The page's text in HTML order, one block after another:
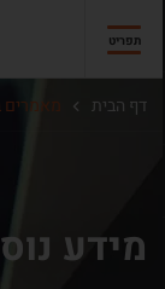
תפריט
דף הבית מאמרים
מידע